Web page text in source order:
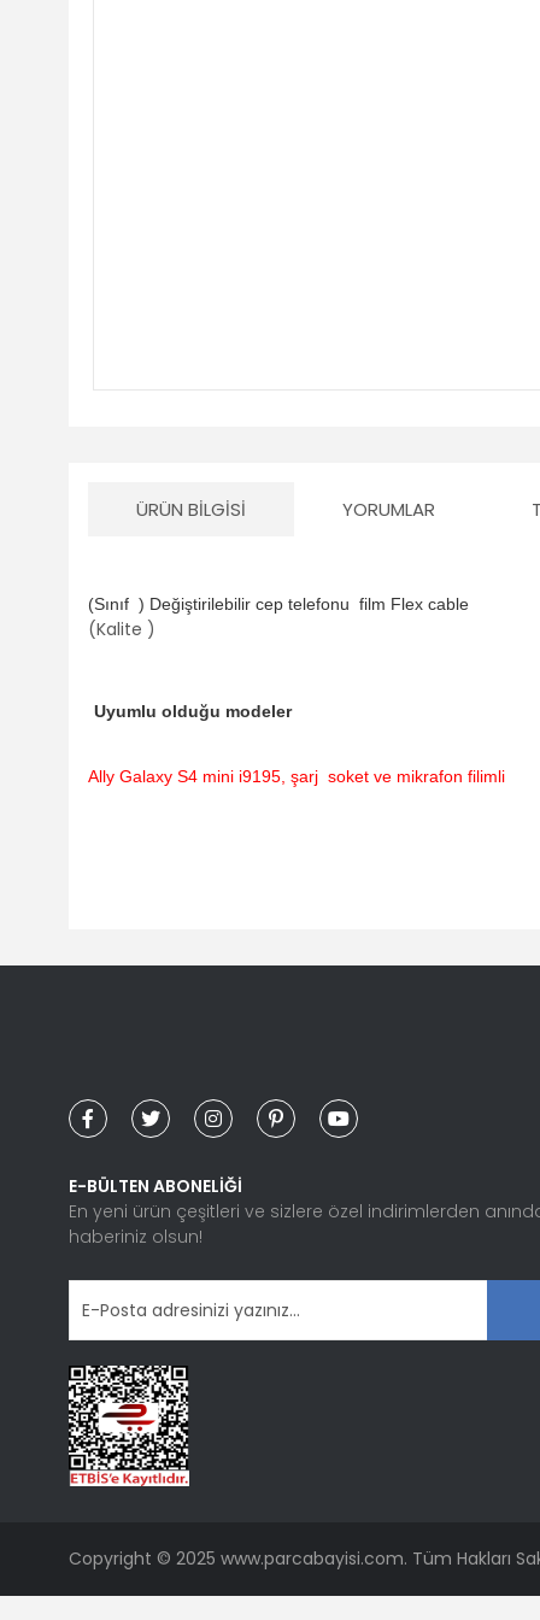
ÜRÜN BILGISI YORUMLAR
(Sınıf ) Değiştirilebilir cep telefonu film Flex cable
(Kalite )
Uyumlu olduğu modeler
Ally Galaxy S4 mini i9195, şarj soket ve mikrafon filimli
Görüş ve önerileriniz için teşekkür ederiz.
Ürün fiyatı diğer sitelerden daha pahalı.
E-BÜLTEN ABONELİĞİ
En yeni ürün çeşitleri ve sizlere özel indirimlerden
haberiniz olsun!
Copyright © 2025 www.parcabayisi.com. Tüm Hakları